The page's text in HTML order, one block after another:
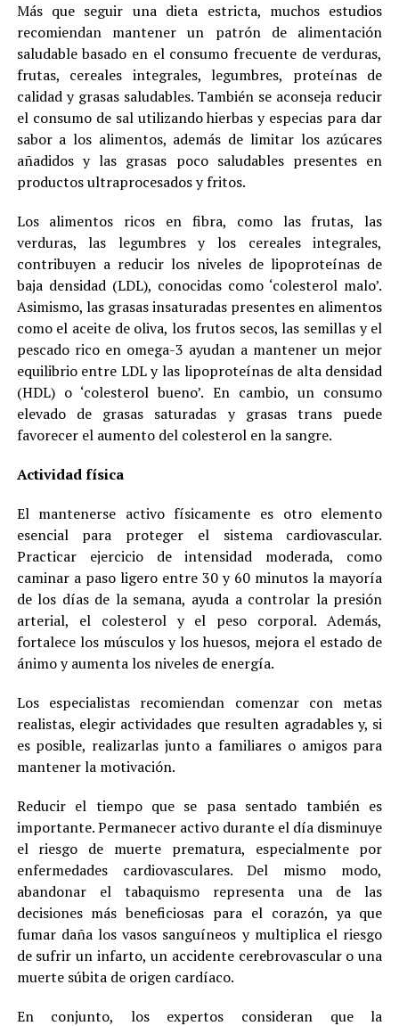
Más que seguir una dieta estricta, muchos estudios
recomiendan mantener un patrón de alimentación
saludable basado en el consumo frecuente de verduras,
frutas, cereales integrales, legumbres, proteínas de
calidad y grasas saludables. También se aconseja reducir
el consumo de sal utilizando hierbas y especias para dar
sabor a los alimentos, además de limitar los azúcares
añadidos y las grasas poco saludables presentes en
productos ultraprocesados y fritos.
Los alimentos ricos en fibra, como las frutas, las
verduras, las legumbres y los cereales integrales,
contribuyen a reducir los niveles de lipoproteínas de
baja densidad (LDL), conocidas como ‘colesterol malo’.
Asimismo, las grasas insaturadas presentes en alimentos
como el aceite de oliva, los frutos secos, las semillas y el
pescado rico en omega-3 ayudan a mantener un mejor
equilibrio entre LDL y las lipoproteínas de alta densidad
(HDL) o ‘colesterol bueno’. En cambio, un consumo
elevado de grasas saturadas y grasas trans puede
favorecer el aumento del colesterol en la sangre.
Actividad física
El mantenerse activo físicamente es otro elemento
esencial para proteger el sistema cardiovascular.
Practicar ejercicio de intensidad moderada, como
caminar a paso ligero entre 30 y 60 minutos la mayoría
de los días de la semana, ayuda a controlar la presión
arterial, el colesterol y el peso corporal. Además,
fortalece los músculos y los huesos, mejora el estado de
ánimo y aumenta los niveles de energía.
Los especialistas recomiendan comenzar con metas
realistas, elegir actividades que resulten agradables y, si
es posible, realizarlas junto a familiares o amigos para
mantener la motivación.
Reducir el tiempo que se pasa sentado también es
importante. Permanecer activo durante el día disminuye
el riesgo de muerte prematura, especialmente por
enfermedades cardiovasculares. Del mismo modo,
abandonar el tabaquismo representa una de las
decisiones más beneficiosas para el corazón, ya que
fumar daña los vasos sanguíneos y multiplica el riesgo
de sufrir un infarto, un accidente cerebrovascular o una
muerte súbita de origen cardíaco.
En conjunto, los expertos consideran que la